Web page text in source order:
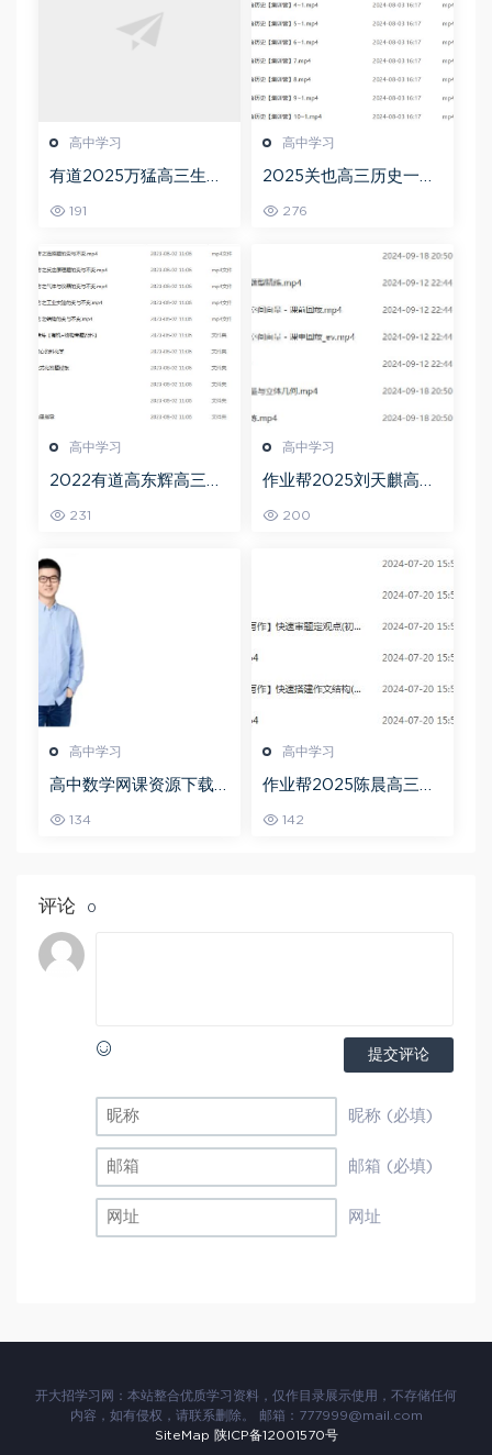
高中学习
有道2025万猛高三生物
教程
191
高中学习
2025关也高三历史一轮
教程
276
高中学习
2022有道高东辉高三化
频教程+讲义+点睛班
231
高中学习
作业帮2025刘天麒高二
200
高中学习
高中数学网课资源下载
数学秋季班
134
高中学习
作业帮2025陈晨高三语
班
142
评论 0
提交评论
昵称 (必填)
邮箱 (必填)
网址
开大招学习网：本站整合优质学习资料，仅作目录展示使用，不存储任何
内容，如有侵权，请联系删除。 邮箱：777999@mail.com
SiteMap 陕ICP备12001570号